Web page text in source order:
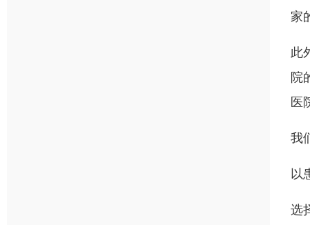
家
此
院
医
我
以
选